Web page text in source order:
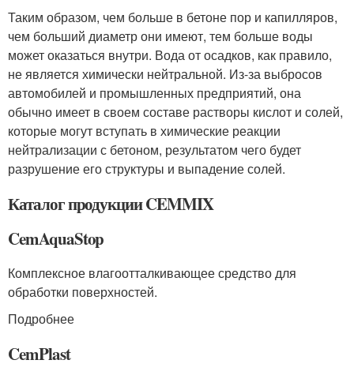
Таким образом, чем больше в бетоне пор и капилляров,
чем больший диаметр они имеют, тем больше воды
может оказаться внутри. Вода от осадков, как правило,
не является химически нейтральной. Из-за выбросов
автомобилей и промышленных предприятий, она
обычно имеет в своем составе растворы кислот и солей,
которые могут вступать в химические реакции
нейтрализации с бетоном, результатом чего будет
разрушение его структуры и выпадение солей.
Каталог продукции CEMMIX
CemAquaStop
Комплексное влагоотталкивающее средство для
обработки поверхностей.
Подробнее
CemPlast